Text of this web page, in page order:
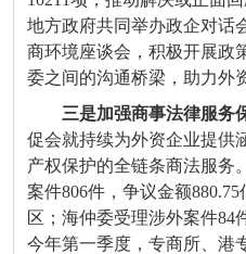
地方政府共同举办政企对话
商环境座谈会，积极开展政
委之间的沟通桥梁，助力外
三是加强商事法律服务
促会就持续为外资企业提供
产权保护的全链条商法服务
案件806件，争议金额
区；海仲委受理涉外案件84
今年第一季度，专商所、港